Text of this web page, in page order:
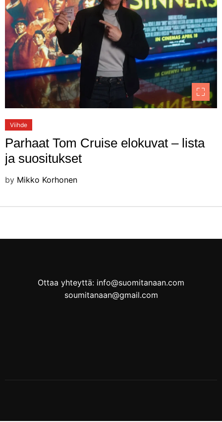
Viihde
Parhaat Tom Cruise elokuvat – lista
ja suositukset
by Mikko Korhonen
Ottaa yhteyttä: info@suomitanaan.com
soumitanaan@gmail.com